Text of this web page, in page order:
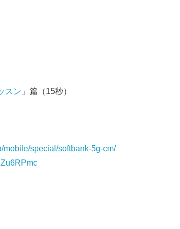
スン 」篇（15秒）
mobile/special/softbank-5g-cm/